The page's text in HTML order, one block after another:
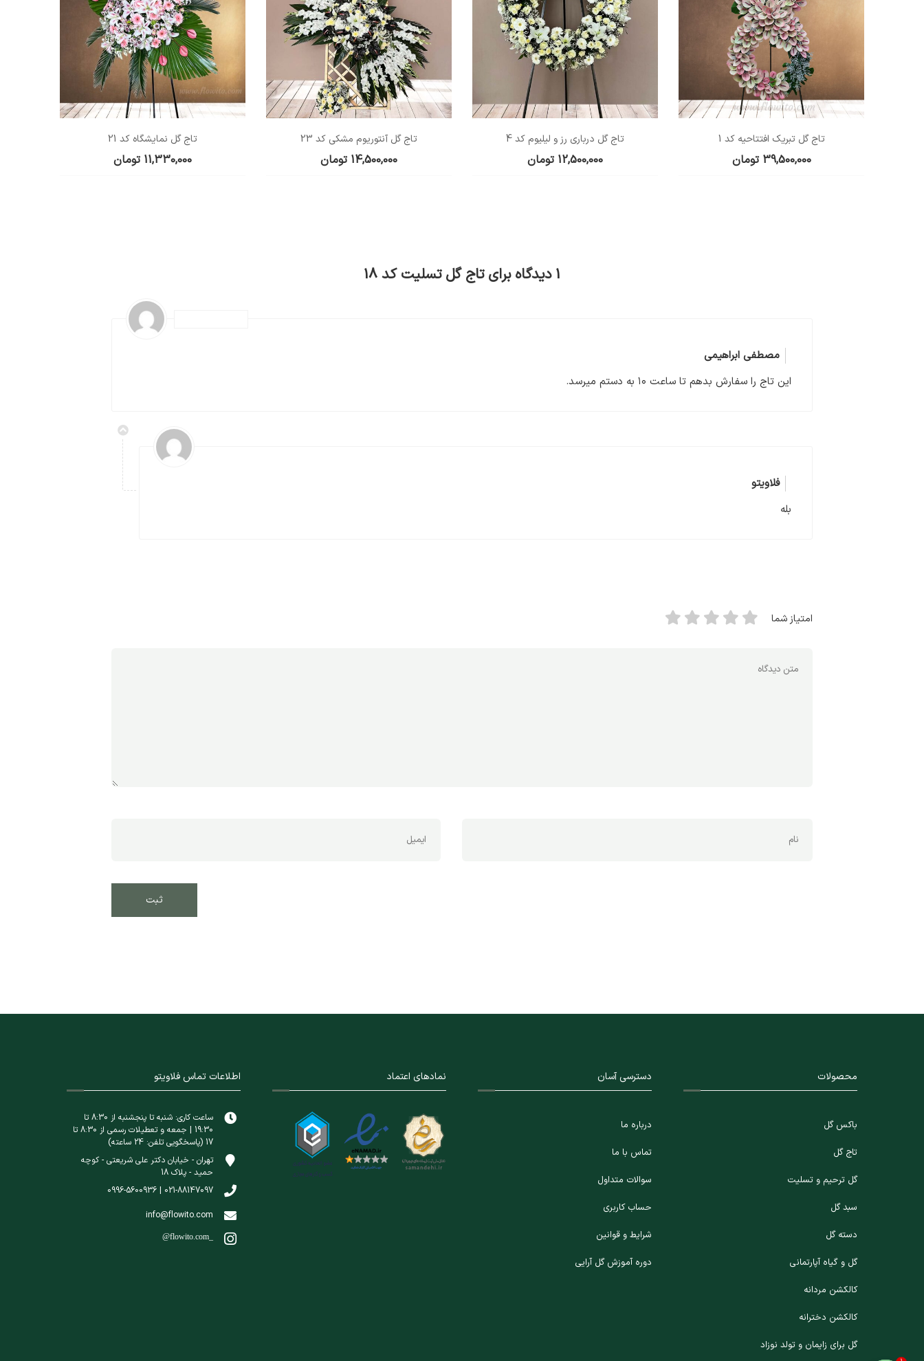
تاج گل نمایشگاه کد 21
11,330,000 تومان
تاج گل آنتوریوم مشکی کد 23
14,500,000 تومان
تاج گل درباری رز و لیلیوم کد 4
12,500,000 تومان
تاج گل تبریک افتتاحیه کد 1
39,500,000 تومان
1 دیدگاه برای تاج گل تسلیت کد 18
مصطفی ابراهیمی
این تاج را سفارش بدهم تا ساعت ۱۰ به دستم میرسد.
فلاویتو
بله
امتیاز شما
اطلاعات تماس فلاویتو
ساعت کاری: شنبه تا پنجشنبه از 8:30 تا
19:30 | جمعه و تعطیلات رسمی از 8:30 تا
17 (پاسخگویی تلفن: 24 ساعته)
تهران - خیابان دکتر علی شریعتی - کوچه
حمید - پلاک 18
021-88147097 | 0996-5600936
info@flowito.com
@flowito.com_
نمادهای اعتماد دسترسی آسان
درباره ما
تماس با ما
سوالات متداول
حساب کاربری
شرایط و قوانین
دوره آموزش گل آرایی
محصولات
باکس گل
تاج گل
گل ترحیم و تسلیت
سبد گل
دسته گل
گل و گیاه آپارتمانی
کالکشن مردانه
کالکشن دخترانه
گل برای زایمان و تولد نوزاد